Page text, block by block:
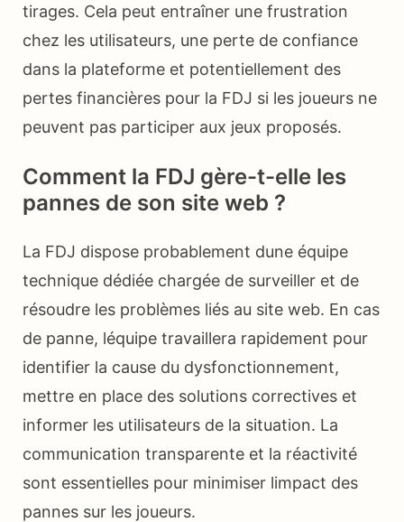
tirages. Cela peut entraîner une frustration
chez les utilisateurs, une perte de confiance
dans la plateforme et potentiellement des
pertes financières pour la FDJ si les joueurs ne
peuvent pas participer aux jeux proposés.
Comment la FDJ gère-t-elle les
pannes de son site web ?
La FDJ dispose probablement dune équipe
technique dédiée chargée de surveiller et de
résoudre les problèmes liés au site web. En cas
de panne, léquipe travaillera rapidement pour
identifier la cause du dysfonctionnement,
mettre en place des solutions correctives et
informer les utilisateurs de la situation. La
communication transparente et la réactivité
sont essentielles pour minimiser limpact des
pannes sur les joueurs.